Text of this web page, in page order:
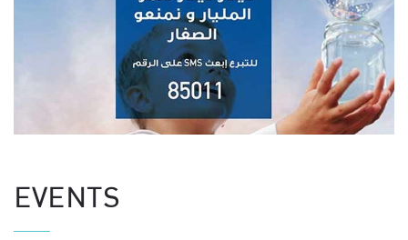
EVENTS